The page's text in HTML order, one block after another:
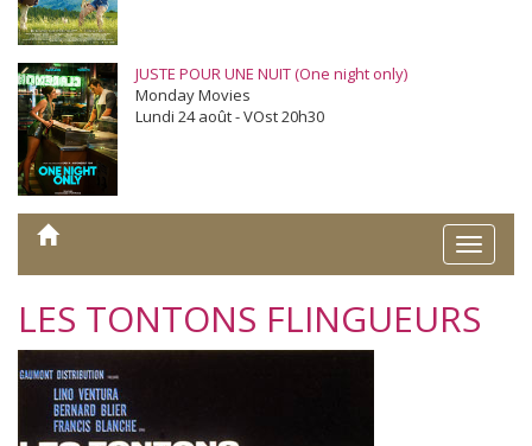
JUSTE POUR UNE NUIT (One night only)
Monday Movies
Lundi 24 août - VOst 20h30
Toggle
LES TONTONS FLINGUEURS